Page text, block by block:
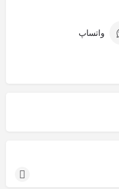
واتساپ